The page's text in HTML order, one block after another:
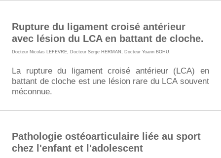
Rupture du ligament croisé antérieur
avec lésion du LCA en battant de cloche.
Docteur Nicolas LEFEVRE, Docteur Serge HERMAN , Docteur Yoann BOHU.
La rupture du ligament croisé antérieur (LCA) en
battant de cloche est une lésion rare du LCA souvent
méconnue.
Pathologie ostéoarticulaire liée au sport
chez l'enfant et l'adolescent